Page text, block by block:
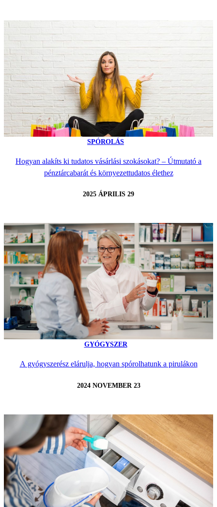
SPÓROLÁS
Hogyan alakíts ki tudatos vásárlási szokásokat? – Útmutató a
pénztárcabarát és környezettudatos élethez
2025 ÁPRILIS 29
GYÓGYSZER
A gyógyszerész elárulja, hogyan spórolhatunk a pirulákon
2024 NOVEMBER 23